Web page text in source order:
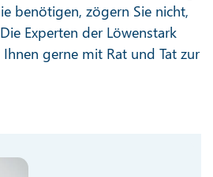
benötigen, zögern Sie nicht,
Experten der Löwenstark
gerne mit Rat und Tat zur